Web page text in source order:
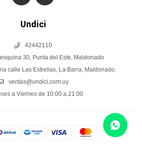
Undici
42442110
30, Punta del Este, Maldonado
calle Las Estrellas, La Barra, Maldonado.
ventas@undici.com.uy
a Viernes de 10:00 a 21:00